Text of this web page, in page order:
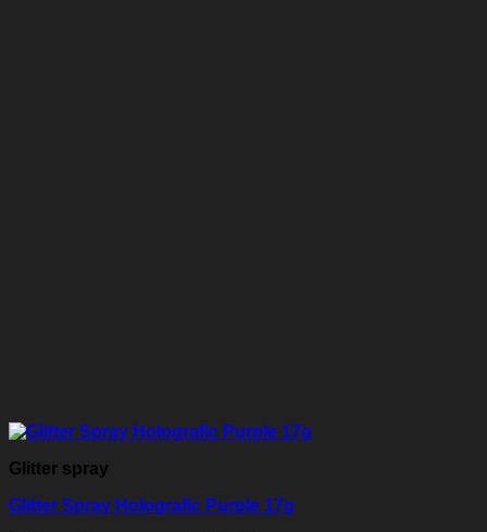
Glitter spray
Glitter Spray Holografic Purple 17g